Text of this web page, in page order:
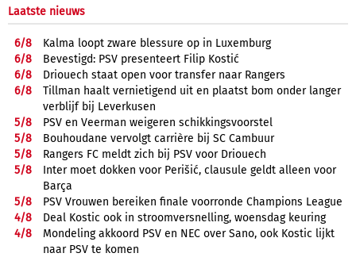
Laatste nieuws
6/8
Kalma loopt zware blessure op in Luxemburg
6/8
Bevestigd: PSV presenteert Filip Kostić
6/8
Driouech staat open voor transfer naar Rangers
6/8
Tillman haalt vernietigend uit en plaatst bom onder langer
verblijf bij Leverkusen
5/8
PSV en Veerman weigeren schikkingsvoorstel
5/8
Bouhoudane vervolgt carrière bij SC Cambuur
5/8
Rangers FC meldt zich bij PSV voor Driouech
5/8
Inter moet dokken voor Perišić, clausule geldt alleen voor
Barça
5/8
PSV Vrouwen bereiken finale voorronde Champions League
4/8
Deal Kostic ook in stroomversnelling, woensdag keuring
4/8
Mondeling akkoord PSV en NEC over Sano, ook Kostic lijkt
naar PSV te komen